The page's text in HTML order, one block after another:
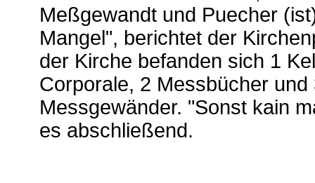
Meßgewandt und Puecher
Mangel", berichtet der
der Kirche befanden sich 1
Corporale, 2 Messbücher und
Messgewänder. "Sonst kain
es abschließend.